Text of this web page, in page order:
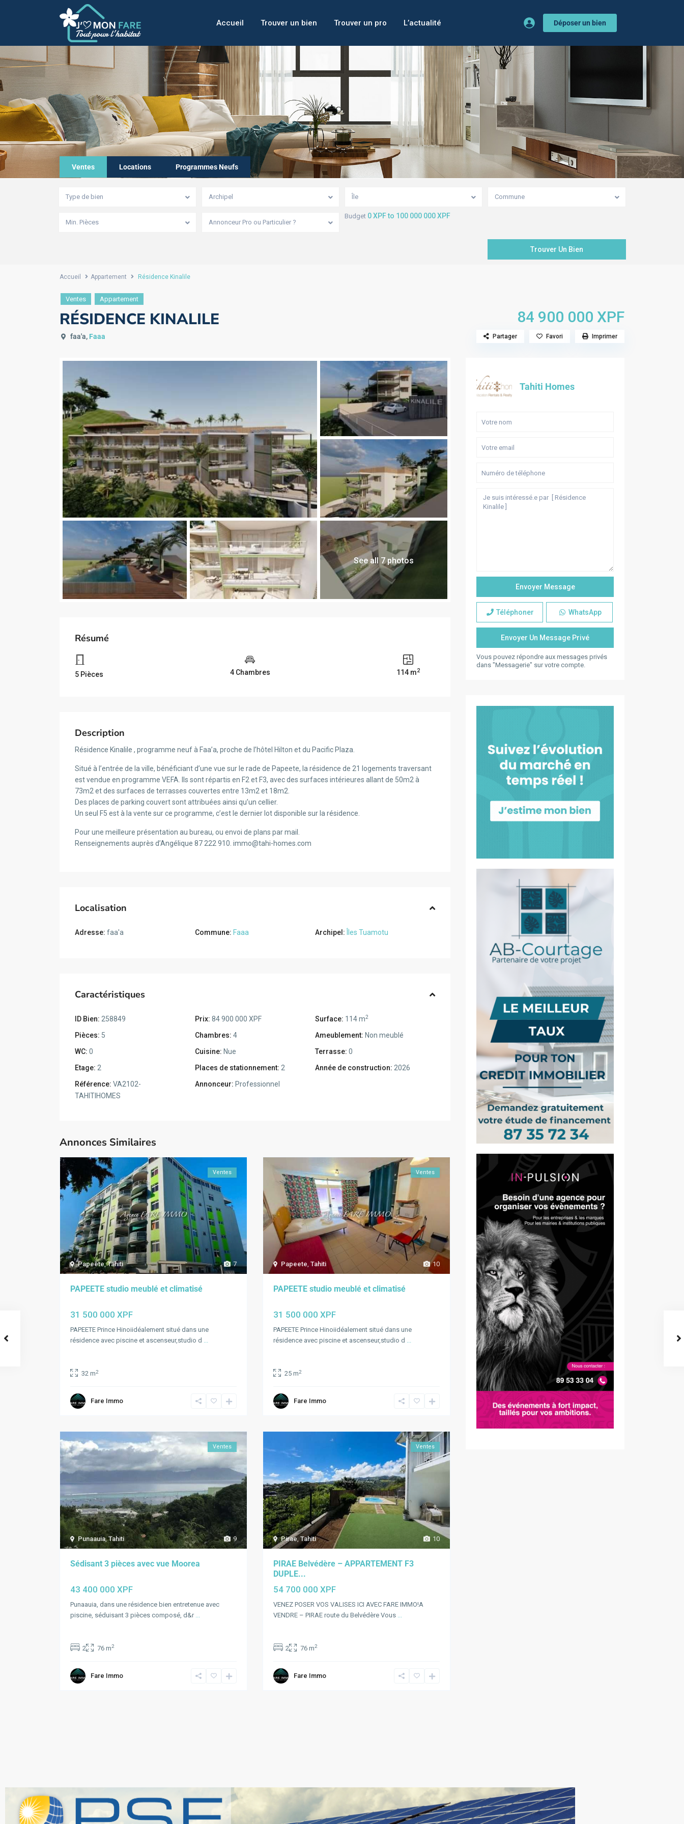
Accueil Trouver un bien Trouver un pro L’actualité Déposer un bien
Ventes Locations Programmes Neufs
Type de bien Archipel Île Commune
Min. Pièces Annonceur Pro ou Particulier ?
Budget 0 XPF to 100 000 000 XPF
Accueil Appartement Résidence Kinalile
Ventes Appartement
RÉSIDENCE KINALILE 84 900 000 XPF
faa'a, Faaa Partager Favori Imprimer
See all 7 photos
Résumé
5 Pièces 4 Chambres 114 m2
Description
Résidence Kinalile , programme neuf à Faa’a, proche de l’hôtel Hilton et du Pacific Plaza.
Situé à l’entrée de la ville, bénéficiant d’une vue sur le rade de Papeete, la résidence de 21 logements traversant
est vendue en programme VEFA. Ils sont répartis en F2 et F3, avec des surfaces intérieures allant de 50m2 à
73m2 et des surfaces de terrasses couvertes entre 13m2 et 18m2.
Des places de parking couvert sont attribuées ainsi qu’un cellier.
Un seul F5 est à la vente sur ce programme, c’est le dernier lot disponible sur la résidence.
Pour une meilleure présentation au bureau, ou envoi de plans par mail.
Renseignements auprès d’Angélique 87 222 910. immo@tahi-homes.com
Localisation
Adresse: faa'a Commune: Faaa Archipel: Îles Tuamotu
Caractéristiques
ID Bien: 258849 Prix: 84 900 000 XPF Surface: 114 m2
Pièces: 5 Chambres: 4 Ameublement: Non meublé
WC: 0 Cuisine: Nue Terrasse: 0
Etage: 2 Places de stationnement: 2 Année de construction: 2026
Référence: VA2102-
TAHITIHOMES
Annonceur: Professionnel
Annonces Similaires
7
Papeete,Tahiti
Ventes
PAPEETE studio meublé et climatisé
31 500 000 XPF
PAPEETE Prince Hinoiidéalement situé dans une
résidence avec piscine et ascenseur,studio d ...
32 m2
Fare Immo
10
Papeete, Tahiti
Ventes
PAPEETE studio meublé et climatisé
31 500 000 XPF
PAPEETE Prince Hinoiidéalement situé dans une
résidence avec piscine et ascenseur,studio d ...
25 m2
Fare Immo
9
Punaauia,Tahiti
Ventes
Sédisant 3 pièces avec vue Moorea
43 400 000 XPF
Punaauia, dans une résidence bien entretenue avec
piscine, séduisant 3 pièces composé, d&r
2 76 m2
Fare Immo
10
Pirae Tahiti
Ventes
PIRAE Belvédère – APPARTEMENT F3
DUPLE...
54 700 000 XPF
VENEZ POSER VOS VALISES ICI AVEC FARE IMMO!A
VENDRE – PIRAE route du Belvédère Vous
2 76 m2
Fare Immo
Tahiti Homes
Téléphoner WhatsApp
Vous pouvez répondre aux messages privés
dans "Messagerie" sur votre compte.